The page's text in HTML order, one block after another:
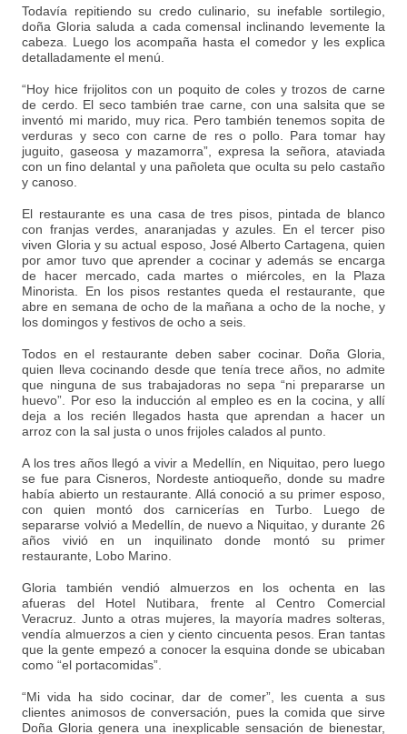
Todavía repitiendo su credo culinario, su inefable sortilegio,
doña Gloria saluda a cada comensal inclinando levemente la
cabeza. Luego los acompaña hasta el comedor y les explica
detalladamente el menú.
“Hoy hice frijolitos con un poquito de coles y trozos de carne
de cerdo. El seco también trae carne, con una salsita que se
inventó mi marido, muy rica. Pero también tenemos sopita de
verduras y seco con carne de res o pollo. Para tomar hay
juguito, gaseosa y mazamorra”, expresa la señora, ataviada
con un fino delantal y una pañoleta que oculta su pelo castaño
y canoso.
El restaurante es una casa de tres pisos, pintada de blanco
con franjas verdes, anaranjadas y azules. En el tercer piso
viven Gloria y su actual esposo, José Alberto Cartagena, quien
por amor tuvo que aprender a cocinar y además se encarga
de hacer mercado, cada martes o miércoles, en la Plaza
Minorista. En los pisos restantes queda el restaurante, que
abre en semana de ocho de la mañana a ocho de la noche, y
los domingos y festivos de ocho a seis.
Todos en el restaurante deben saber cocinar. Doña Gloria,
quien lleva cocinando desde que tenía trece años, no admite
que ninguna de sus trabajadoras no sepa “ni prepararse un
huevo”. Por eso la inducción al empleo es en la cocina, y allí
deja a los recién llegados hasta que aprendan a hacer un
arroz con la sal justa o unos frijoles calados al punto.
A los tres años llegó a vivir a Medellín, en Niquitao, pero luego
se fue para Cisneros, Nordeste antioqueño, donde su madre
había abierto un restaurante. Allá conoció a su primer esposo,
con quien montó dos carnicerías en Turbo. Luego de
separarse volvió a Medellín, de nuevo a Niquitao, y durante 26
años vivió en un inquilinato donde montó su primer
restaurante, Lobo Marino.
Gloria también vendió almuerzos en los ochenta en las
afueras del Hotel Nutibara, frente al Centro Comercial
Veracruz. Junto a otras mujeres, la mayoría madres solteras,
vendía almuerzos a cien y ciento cincuenta pesos. Eran tantas
que la gente empezó a conocer la esquina donde se ubicaban
como “el portacomidas”.
“Mi vida ha sido cocinar, dar de comer”, les cuenta a sus
clientes animosos de conversación, pues la comida que sirve
Doña Gloria genera una inexplicable sensación de bienestar,